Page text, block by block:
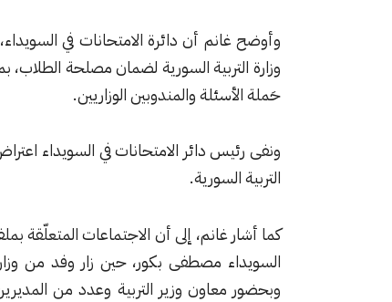
وأوضح غانم أن دائرة الامتحانات في
وزارة التربية السورية لضمان مصلحة
حَملة الأسئلة والمندوبين الوزاريين.
ونفى رئيس دائر الامتحانات في السويداء
التربية السورية.
السويداء مصطفى بكور، حين زار وفد من
وبحضور معاون وزير التربية وعدد من